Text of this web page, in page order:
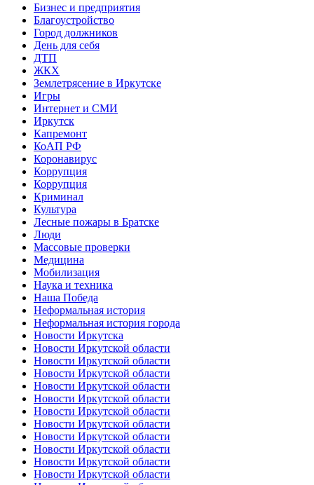
Бизнес и предприятия
Благоустройство
Город должников
День для себя
ДТП
ЖКХ
Землетрясение в Иркутске
Игры
Интернет и СМИ
Иркутск
Капремонт
КоАП РФ
Коронавирус
Коррупция
Коррупция
Криминал
Культура
Лесные пожары в Братске
Люди
Массовые проверки
Медицина
Мобилизация
Наука и техника
Наша Победа
Неформальная история
Неформальная история города
Новости Иркутска
Новости Иркутской области
Новости Иркутской области
Новости Иркутской области
Новости Иркутской области
Новости Иркутской области
Новости Иркутской области
Новости Иркутской области
Новости Иркутской области
Новости Иркутской области
Новости Иркутской области
Новости Иркутской области